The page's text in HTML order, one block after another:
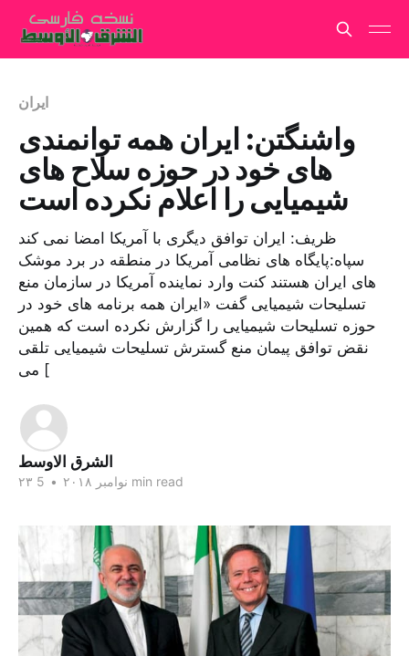
ایران
واشنگتن: ایران همه توانمندی
های خود در حوزه سلاح های
شیمیایی را اعلام نکرده است
ظریف: ایران توافق دیگری با آمریکا امضا نمی کند
سپاه:‌پایگاه های نظامی آمریکا در منطقه در برد موشک
های ایران هستند کنت وارد نماینده آمریکا در سازمان منع
تسلیحات شیمیایی گفت «ایران همه برنامه های خود در
حوزه تسلیحات شیمیایی را گزارش نکرده است که همین
نقض توافق پیمان منع گسترش تسلیحات شیمیایی تلقی
می [
الشرق الاوسط
۲۳ نوامبر ۲۰۱۸ • 5 min read